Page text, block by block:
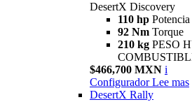
DesertX Discovery
110 hp Potencia
92 Nm Torque
210 kg PESO
$466,700 MXN i
Configurador Lee mas
DesertX Rally